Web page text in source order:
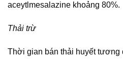
aceytlmesalazine khoảng 80%.
Thải trừ
Thời gian bán thải huyết tương